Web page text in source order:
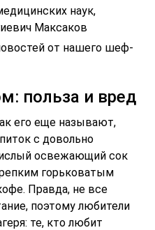
наук,
Максаков
от нашего шеф-
польза и вред
его еще называют,
с довольно
освежающий сок
горьковатым
Правда, не все
поэтому любители
те, кто любит